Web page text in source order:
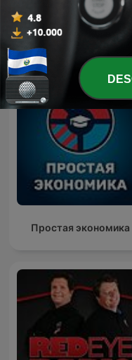
Más
Простая экономика